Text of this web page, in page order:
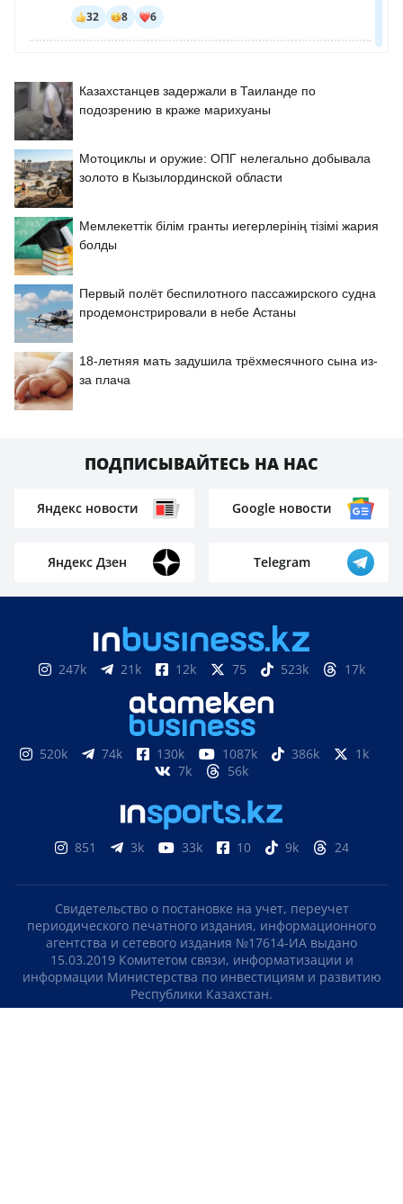
Казахстанцев задержали в Таиланде по
подозрению в краже марихуаны
Мотоциклы и оружие: ОПГ нелегально добывала
золото в Кызылординской области
Мемлекеттік білім гранты иегерлерінің тізімі жария
болды
Первый полёт беспилотного пассажирского судна
продемонстрировали в небе Астаны
18-летняя мать задушила трёхмесячного сына из-
за плача
ПОДПИСЫВАЙТЕСЬ НА НАС
Яндекс новости Google новости
Яндекс Дзен Telegram
247k 21k 12k 75 523k 17k
520k 74k 130k 1087k 386k
1k
7k
56k
851 3k 33k 10 9k 24
Свидетельство о постановке на учет, переучет
периодического печатного издания, информационного
агентства и сетевого издания №17614-ИА выдано
15.03.2019 Комитетом связи, информатизации и
информации Министерства по инвестициям и развитию
Республики Казахстан.